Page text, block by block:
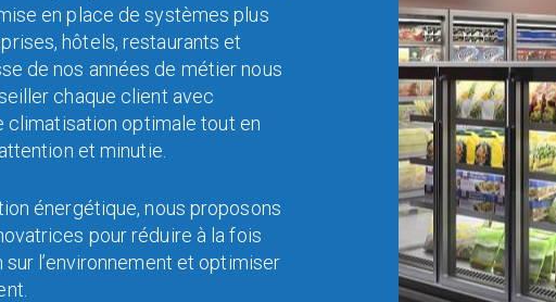
en place de systèmes plus
hôtels, restaurants et
de nos années de métier nous
chaque client avec
climatisation optimale tout en
et minutie.
énergétique, nous proposons
pour réduire à la fois
l’environnement et optimiser